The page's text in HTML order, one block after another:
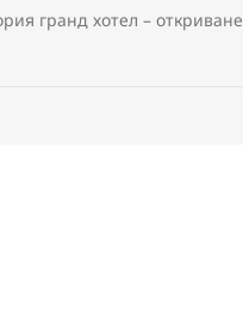
гранд хотел – откриване